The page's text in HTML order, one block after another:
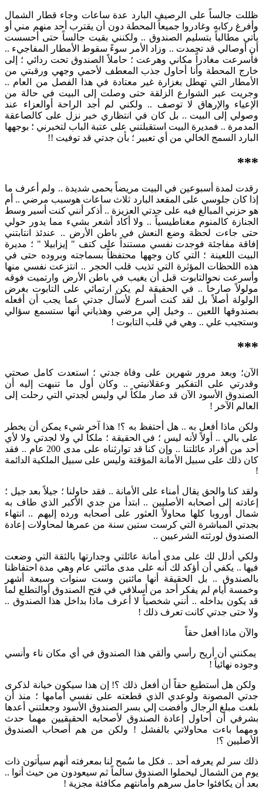
ظللت جالساً على الرصيف البارد عدة ساعات وجاء قطار الشمال
وأفرغ ركابه وغادروا جميعاً المحطة دون أن يقترب أحد منهم مني أو
يأتي مطالباً بتسليم الصندوق .. ولكنني بقيت جالساً حتى أحسست
أن أوصالي قد تجمدت .. وزاد الأمر سوءً سقوط الأمطار المفاجيء ..
فأسرعت مغادراً مكاني وهرعت ؛ حاملاً الصندوق تحت ردائي ؛ إلى
خارج المحطة وأنا أحاول جذب المعطف لأحمي وجهي ورقبتي من
الأمطار التي تهطل بغزارة غير معتادة في هذا الفصل من العام ..
وجريت عبر الشوارع الزلقة حتى وصلت إلى البيت في حالة من
الإعياء والإرهاق لا توصف .. ولكني لم أجد الراحة أوالعزاء عند
وصولي إلى البيت .. بل كان في انتظاري خبر نزل على كالصاعقة
المدمرة .. فمديرة البيت استقبلتني على عتبة الباب لتخبرني ؛ بوجهها
البارد السمج الخالي من أي تعبير ؛ بأن جدتي قد توفيت !!
***
رقدت لمدة أسبوعين في البيت مريضاً بحمى شديدة .. ولم أعرف ما
إذا كان جلوسي على المقعد البارد ثلاث ساعات هوسبب مرضي .. أم
هو حزني المبالغ فيه على جدتي العزيزة .. أذكر أنني كنت أسير وسط
الجنازة كالمنوم مغناطيسياً .. ولا أكاد أشعر بشيء مما يدور حولي
حتى جاءت لحظة وضع النعش في باطن الأرض .. عندئذ انتابتني
إفاقة مفاجئة فوجدت نفسي مستنداً على كتف " إيزابيلا " ؛ مديرة
البيت اللعينة ؛ التي كان وجهها محتفظاً بسماجته وبروده حتى في
هذه اللحظات المؤثرة التي تذيب قلب الحجر .. انتزعت نفسي منها
وأسرعت نحوالتابوت قبل أن يغيب في باطن الأرض وارتميت فوقه
مولولاً صارخاً .. في الحقيقة لم يكن ارتمائي على التابوت بغرض
الولولة أصلاً بل لقد كنت أسرع لأسأل جدتي عما يجب أن أفعله
بصندوقها اللعين .. وخيل إلي مرضي وهذياني أنها ستسمع سؤالي
وستجيب علي .. وهي في قلب التابوت !
***
الآن؛ وبعد مرور شهرين على وفاة جدتي ؛ استعدت كامل صحتي
وقدرتي على التفكير وعقلانيتي .. وكان أول ما تنبهت إليه أن
الصندوق الأسود الآن قد صار ملكاً لي وليس لجدتي التي رحلت إلى
العالم الآخر !
ولكن ماذا أفعل به .. هل أحتفظ به ؟! هذا آخر شيء يمكن أن يخطر
على بالي .. أولاً لأنه ليس ؛ في الحقيقة ؛ ملكاً لي ولا لجدتي ولا لأي
أحد من أفراد عائلتنا .. وإن كنا قد توارثناه على مدى 200 عام .. فقد
كان ذلك على سبيل الأمانة المؤقتة وليس على سبيل الملكية الدائمة
!
ولقد كنا والحق يقال أمناء على الأمانة .. فقد حاولنا ؛ جيلاً بعد جيل ؛
إعادته إلى أصحابه الأصليين .. ابتدأ من جدي الأكبر الذي طاف به
شمال أوروبا كلها محاولاً العثور على أصحابه ورده إليهم .. انتهاء
بجدتي المباشرة التي كرست ستين سنة من عمرها لمحاولات إعادة
الصندوق لورثته الشرعيين ..
ولكي أدلل لك على مدى أمانة عائلتي وجدارتها بالثقة التي وضعت
فيها .. يكفي أن أؤكد لك أنه على مدى مائتي عام وهي مدة احتفاظنا
بالصندوق .. بل الحقيقة أنها مائتين وست سنوات وسبعة أشهر
وخمسة أيام لم يفكر أحد من أسلافي في فتح الصندوق أوالتطلع لما
قد يكون بداخله .. أنني شخصياً لا أعرف ماذا بداخل هذا الصندوق ..
ولا حتى جدتي كانت تعرف ذلك !
والآن ماذا أفعل حقاً
يمكنني أن أريح رأسي وألقي هذا الصندوق في أي مكان ناء وأنسي
وجوده نهائياً !
ولكن هل أستطيع حقاً أن أفعل ذلك ؟! إن هذا سيكون خيانة لذكرى
جدتي المصونة ولوعدي الذي قطعته على نفسي أمامها ؛ منذ أن
بلغت مبلغ الرجال وأفضت إلي بسر الصندوق الأسود وجعلتني أعدها
بشرفي أن أحاول إعادة الصندوق لأصحابه الحقيقيين مهما حدث
ومهما باءت محاولاتي بالفشل ! ولكن من هم أصحاب الصندوق
الأصليين ؟!
ذلك سر لم يعرفه أحد .. فكل ما سُمح لنا بمعرفته أنهم سيأتون ذات
يوم من الشمال ليحملوا الصندوق سالماً ثم سيعودون من حيث أتوا ..
بعد أن يكافئوا حامل سرهم وأمانتهم مكافئة مجزية !